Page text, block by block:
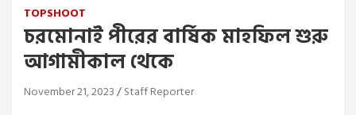
TOPSHOOT
চরমোনাই পীরের বার্ষিক মাহফিল শুরু
আগামীকাল থেকে
November 21, 2023 Staff Reporter